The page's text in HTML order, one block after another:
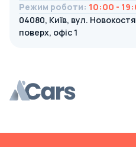
Режим роботи: 10:00 -
04080, Київ, вул.
поверх, офіс 1